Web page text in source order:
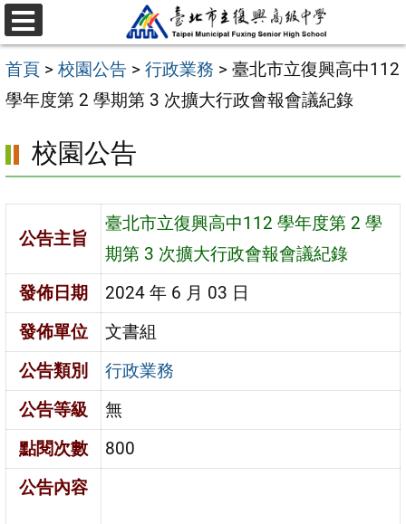
跳
至
主
要
容
區
選
單
首頁 > 校園公告 > 行政業務 > 臺北市立復興高中112
學年度第 2 學期第 3 次擴大行政會報會議紀錄
校園公告
公告主旨
臺北市立復興高中112 學年度第 2 學
期第 3 次擴大行政會報會議紀錄
發佈日期
2024 年 6 月 03 日
發佈單位
文書組
公告類別
行政業務
公告等級
無
點閱次數
800
公告內容